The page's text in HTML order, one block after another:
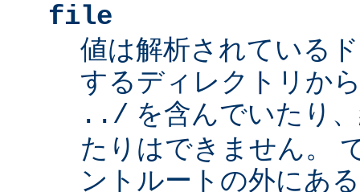
file
値は解析されている
するディレクトリか
../ を含んでいたり
たりはできません。
ントルートの外にあ